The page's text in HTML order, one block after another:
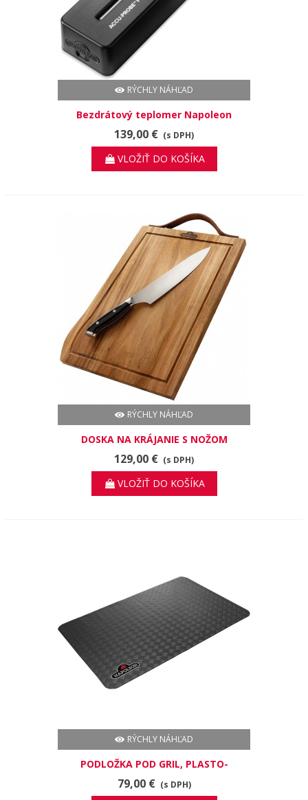
RÝCHLY NÁHĽAD
Bezdrátový teplomer Napoleon
ACCU-PROBE™ PRO X.
139,00 € (s DPH)
VLOŽIŤ DO KOŠÍKA
RÝCHLY NÁHĽAD
DOSKA NA KRÁJANIE S NOŽOM
PRESIDENT
129,00 € (s DPH)
VLOŽIŤ DO KOŠÍKA
RÝCHLY NÁHĽAD
PODLOŽKA POD GRIL, PLASTO-
GUMOVÁ
79,00 € (s DPH)